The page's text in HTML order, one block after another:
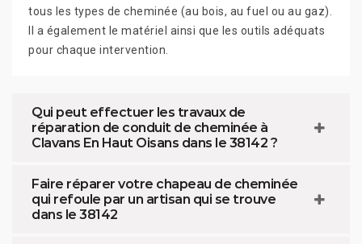
tous les types de cheminée (au bois, au fuel ou au gaz).
Il a également le matériel ainsi que les outils adéquats
pour chaque intervention.
Qui peut effectuer les travaux de
réparation de conduit de cheminée à
Clavans En Haut Oisans dans le 38142 ?
Faire réparer votre chapeau de cheminée
qui refoule par un artisan qui se trouve
dans le 38142